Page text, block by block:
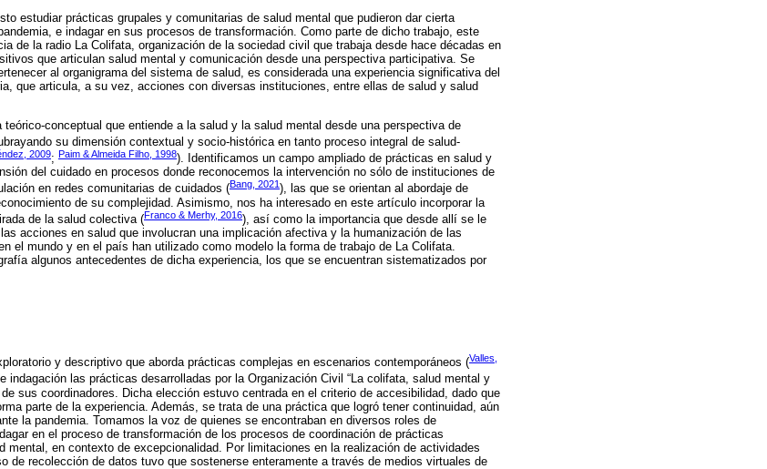
estudiar prácticas grupales y comunitarias de salud mental que pudieron dar cierta
e indagar en sus procesos de transformación. Como parte de dicho trabajo, este
de la radio La Colifata, organización de la sociedad civil que trabaja desde hace décadas en
que articulan salud mental y comunicación desde una perspectiva participativa. Se
al organigrama del sistema de salud, es considerada una experiencia significativa del
que articula, a su vez, acciones con diversas instituciones, entre ellas de salud y salud
conceptual que entiende a la salud y la salud mental desde una perspectiva de
su dimensión contextual y socio-histórica en tanto proceso integral de salud-
2009; Paim & Almeida Filho, 1998). Identificamos un campo ampliado de prácticas en salud y
del cuidado en procesos donde reconocemos la intervención no sólo de instituciones de
en redes comunitarias de cuidados (Bang, 2021), las que se orientan al abordaje de
de su complejidad. Asimismo, nos ha interesado en este artículo incorporar la
de la salud colectiva (Franco & Merhy, 2016), así como la importancia que desde allí se le
acciones en salud que involucran una implicación afectiva y la humanización de las
el mundo y en el país han utilizado como modelo la forma de trabajo de La Colifata.
algunos antecedentes de dicha experiencia, los que se encuentran sistematizados por
y descriptivo que aborda prácticas complejas en escenarios contemporáneos (Valles,
indagación las prácticas desarrolladas por la Organización Civil “La colifata, salud mental y
sus coordinadores. Dicha elección estuvo centrada en el criterio de accesibilidad, dado que
parte de la experiencia. Además, se trata de una práctica que logró tener continuidad, aún
la pandemia. Tomamos la voz de quienes se encontraban en diversos roles de
en el proceso de transformación de los procesos de coordinación de prácticas
mental, en contexto de excepcionalidad. Por limitaciones en la realización de actividades
de recolección de datos tuvo que sostenerse enteramente a través de medios virtuales de